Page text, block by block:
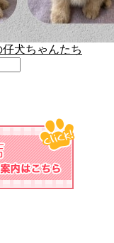
犬ちゃんたち